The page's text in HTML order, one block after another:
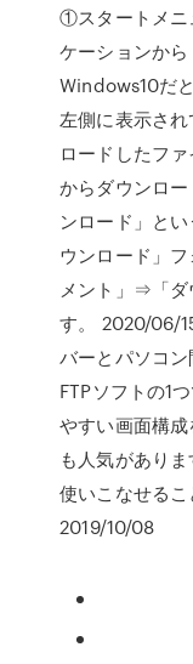
①スタートメニ
ケーションから
Windows10だ
左側に表示さ
ロードしたフ
からダウンロ
ンロード」と
ウンロード」
メント」⇒「ダ
す。 2020/06/
バーとパソコ
FTPソフトの1
やすい画面構
も人気があり
使いこなせる
2019/10/08